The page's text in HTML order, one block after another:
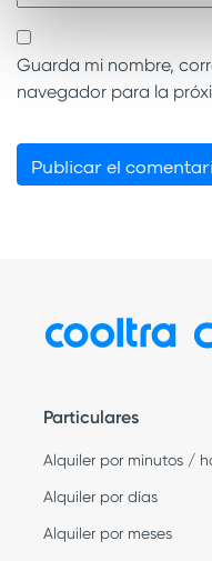
Guarda mi nombre,
navegador para la
Particulares
Alquiler por minutos /
Alquiler por días
Alquiler por meses